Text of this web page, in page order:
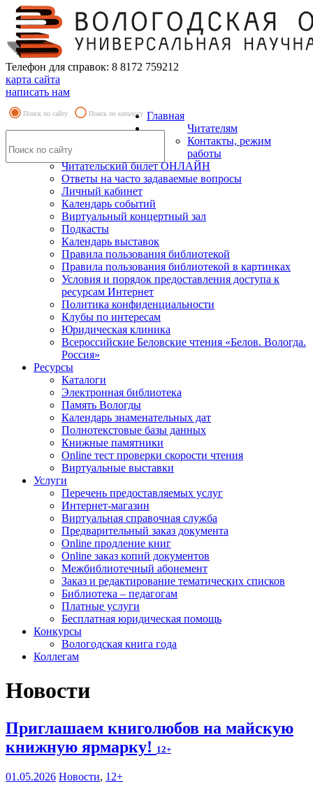
Телефон для справок: 8 8172 759212
карта сайта
написать нам
Поиск по сайту Поиск по каталогу Главная
Читателям
Контакты, режим
работы
Читательский билет ОНЛАЙН
Ответы на часто задаваемые вопросы
Личный кабинет
Календарь событий
Виртуальный концертный зал
Подкасты
Календарь выставок
Правила пользования библиотекой
Правила пользования библиотекой в картинках
Условия и порядок предоставления доступа к
ресурсам Интернет
Политика конфиденциальности
Клубы по интересам
Юридическая клиника
Всероссийские Беловские чтения «Белов. Вологда.
Россия»
Ресурсы
Каталоги
Электронная библиотека
Память Вологды
Календарь знаменательных дат
Полнотекстовые базы данных
Книжные памятники
Online тест проверки скорости чтения
Виртуальные выставки
Услуги
Перечень предоставляемых услуг
Интернет-магазин
Виртуальная справочная служба
Предварительный заказ документа
Online продление книг
Online заказ копий документов
Межбиблиотечный абонемент
Заказ и редактирование тематических списков
Библиотека – педагогам
Платные услуги
Бесплатная юридическая помощь
Конкурсы
Вологодская книга года
Коллегам
Новости
Приглашаем книголюбов на майскую
книжную ярмарку! 12+
01.05.2026 Новости, 12+